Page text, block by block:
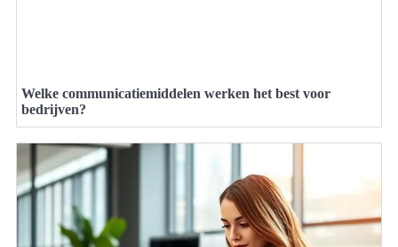
Welke communicatiemiddelen werken het best voor
bedrijven?